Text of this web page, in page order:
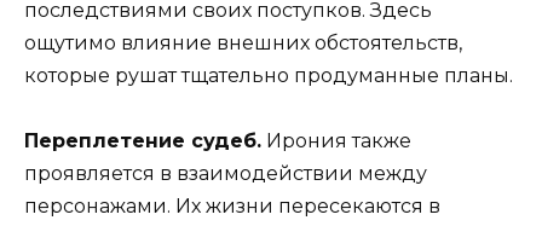
последствиями своих поступков. Здесь
ощутимо влияние внешних обстоятельств,
которые рушат тщательно продуманные планы.
Переплетение судеб. Ирония также
проявляется в взаимодействии между
персонажами. Их жизни пересекаются в